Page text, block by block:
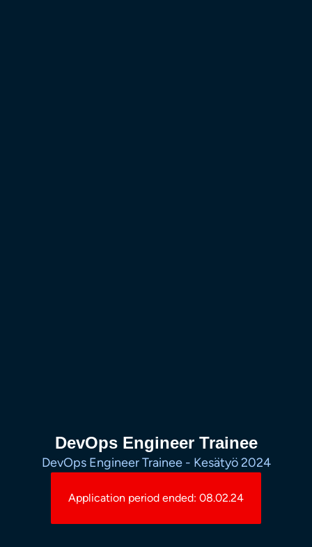
DevOps Engineer Trainee
DevOps Engineer Trainee - Kesätyö 2024
Application period ended: 08.02.24